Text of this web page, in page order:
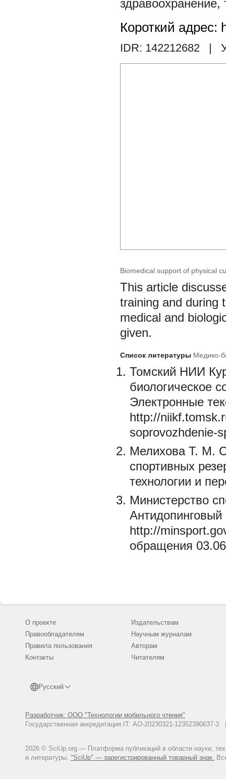
здравоохранение,
Короткий адрес:
IDR: 142212682 |
Biomedical support of physical
This article
training and during
medical and
given.
Список литературы Медико-
Томский НИИ
биологическое
Электронные
http://
soprovozhdenie-
Мелихова Т. М.
спортивных
технологии и
Министерство
http://
обращения
О проекте
Правообладателям
Правила пользования
Контакты
Русский
Разработчик: ООО "Технологии мобильного чтения"
Государственная аккредитация IT: АО-20230321-
2026 © SciUp.org — Платформа публикаций в области науки,
и литературы. "SciUp" — зарегистрированный товарный знак.
Издательствам
Научным журналам
Авторам
Читателям